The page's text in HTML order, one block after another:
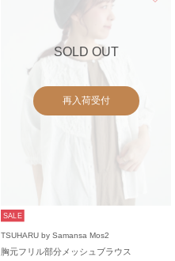
SOLD OUT
再入荷受付
SALE
TSUHARU by Samansa Mos2
胸元フリル部分メッシュブラウス